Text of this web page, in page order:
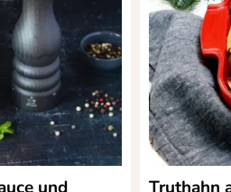
und
Truthahn